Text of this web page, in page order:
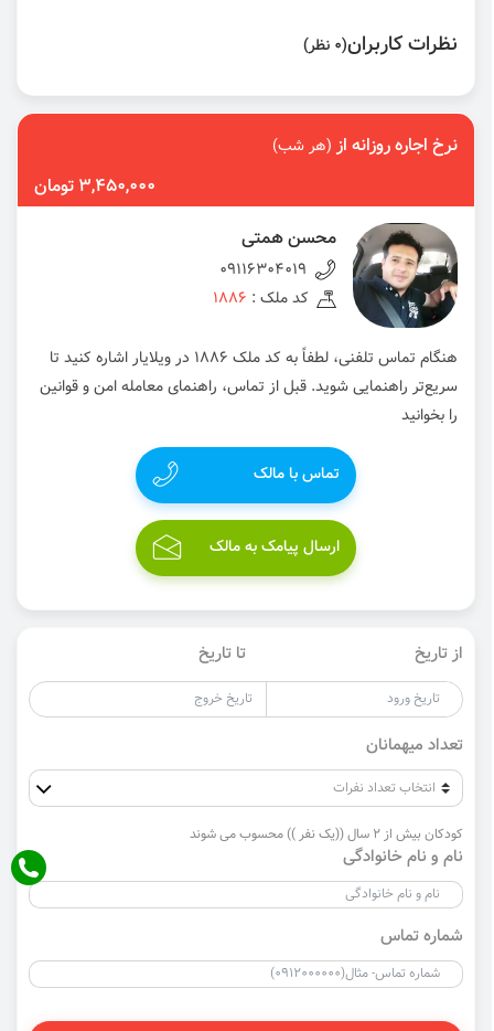
نظرات کاربران(0 نظر)
نرخ اجاره روزانه از(هر شب)
3,450,000 تومان
محسن همتی
09116304019
کد ملک : 1886
هنگام تماس تلفنی، لطفاً به کد ملک 1886 در ویلایار اشاره کنید تا
سریع‌تر راهنمایی شوید. قبل از تماس، راهنمای معامله امن و قوانین
را بخوانید
تماس با مالک
ارسال پیامک به مالک
از تاریخ تا تاریخ
تعداد میهمانان
کودکان بیش از 2 سال ((یک نفر )) محسوب می شوند
نام و نام خانوادگی
شماره تماس